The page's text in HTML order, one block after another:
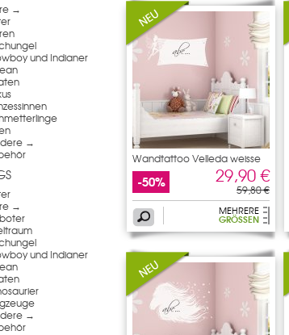
→
und Indianer
→
→
und Indianer
→
Wandtattoo Velleda weisse
-50% 29,90 €
59,80 €
MEHRERE
GRÖSSEN